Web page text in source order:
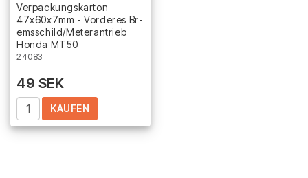
Verpackungskarton
47x60x7mm - Vorderes B­r­
e­m­s­s­c­h­i­l­d­/­M­e­t­e­r­a­n­t­r­i­e­b
Honda MT50
24083
49 SEK
KAUFEN